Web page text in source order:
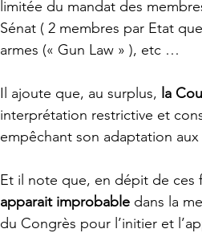
limitée du mandat des
Sénat ( 2 membres par Etat
armes (« Gun Law » ), etc …
Il ajoute que, au surplus, la
interprétation restrictive et
empêchant son adaptation
Et il note que, en dépit de ces
apparait improbable dans la
du Congrès pour l’initier et